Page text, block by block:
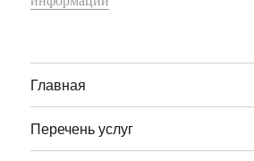
Главная
Перечень услуг